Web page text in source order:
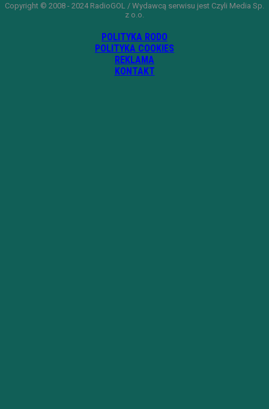
Copyright © 2008 - 2024 RadioGOL / Wydawcą serwisu jest Czyli Media Sp.
z o.o.
POLITYKA RODO
POLITYKA COOKIES
REKLAMA
KONTAKT